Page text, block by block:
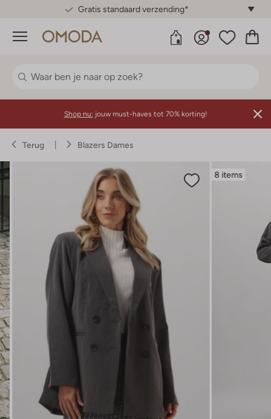
Gratis standaard verzending*
Menu
Shop nu: jouw must-haves tot 70% korting!
Terug Blazers Dames
8 items